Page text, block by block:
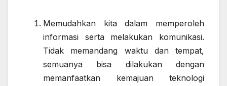
Memudahkan kita dalam memperoleh
informasi serta melakukan komunikasi.
Tidak memandang waktu dan tempat,
semuanya bisa dilakukan dengan
memanfaatkan kemajuan teknologi